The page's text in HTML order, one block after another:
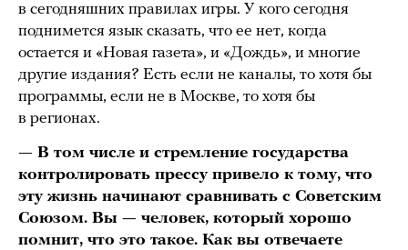
в сегодняшних правилах игры. У кого сегодня
поднимется язык сказать, что ее нет, когда
остается и «Новая газета», и «Дождь», и многие
другие издания? Есть если не каналы, то хотя бы
программы, если не в Москве, то хотя бы
в регионах.
— В том числе и стремление государства
контролировать прессу привело к тому, что
эту жизнь начинают сравнивать с Советским
Союзом. Вы — человек, который хорошо
помнит, что это такое. Как вы отвечаете